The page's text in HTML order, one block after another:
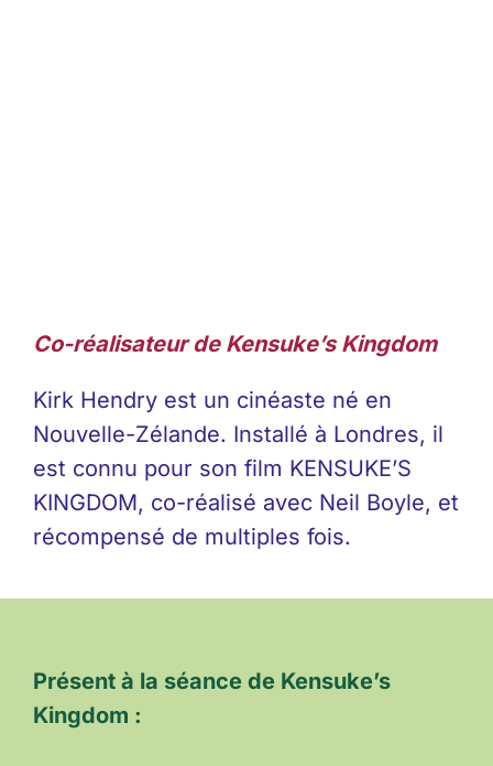
Co-réalisateur de Kensuke’s Kingdom
Kirk Hendry est un cinéaste né en
Nouvelle-Zélande. Installé à Londres, il
est connu pour son film KENSUKE’S
KINGDOM, co-réalisé avec Neil Boyle, et
récompensé de multiples fois.
Présent à la séance de Kensuke’s
Kingdom :